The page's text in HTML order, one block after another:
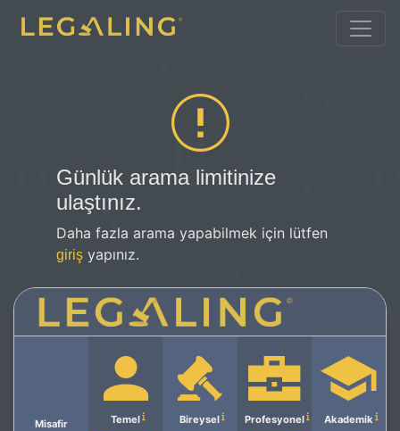
Günlük arama limitinize
ulaştınız.
Daha fazla arama yapabilmek için lütfen
giriş yapınız.
Misafir Temel Bireysel Profesyonel Akademik